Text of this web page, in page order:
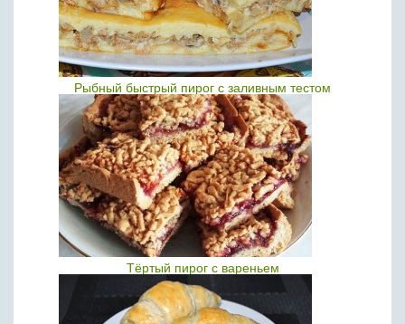
Рыбный быстрый пирог с заливным тестом
Тёртый пирог с вареньем